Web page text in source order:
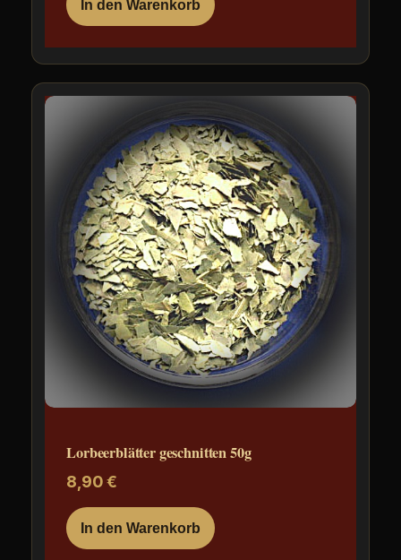
In den Warenkorb
Lorbeerblätter geschnitten 50g
8,90€
In den Warenkorb